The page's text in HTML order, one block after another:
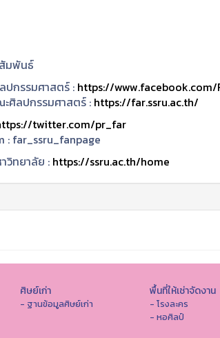
มพันธ์
ปกรรมศาสตร์ : https://www.facebook.com/
ะศิลปกรรมศาสตร์ : https://far.ssru.ac.th/
twitter.com/pr_far
: far_ssru_fanpage
วิทยาลัย : https://ssru.ac.th/home
ศิษย์เก่า
- ฐานข้อมูลศิษย์เก่า
พื้นที่ให้เช่าจัดงาน
- โรงละคร
- หอศิลป์